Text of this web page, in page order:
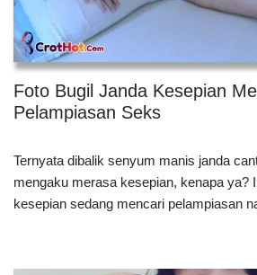
Foto Bugil Janda Kesepian
Pelampiasan Seks
Ternyata dibalik senyum manis janda
mengaku merasa kesepian, kenapa ya?
kesepian sedang mencari pelampiasan